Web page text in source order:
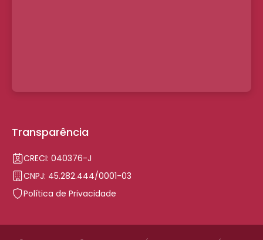
Transparência
CRECI: 040376-J
CNPJ: 45.282.444/0001-03
Política de Privacidade